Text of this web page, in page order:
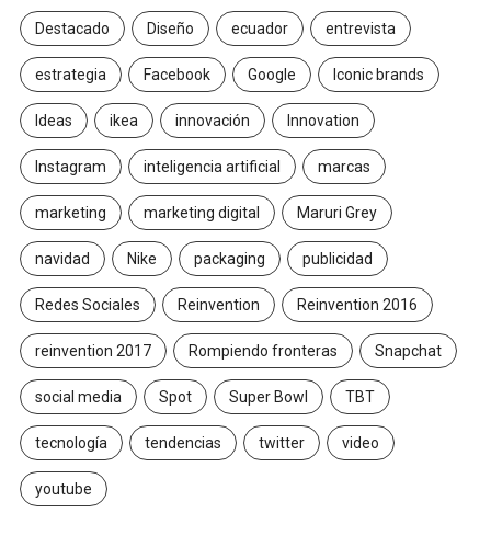
Destacado Diseño ecuador entrevista
estrategia Facebook Google Iconic brands
Ideas ikea innovación Innovation
Instagram inteligencia artificial marcas
marketing marketing digital Maruri Grey
navidad Nike packaging publicidad
Redes Sociales Reinvention Reinvention 2016
reinvention 2017 Rompiendo fronteras Snapchat
social media Spot Super Bowl TBT
tecnología tendencias twitter video
youtube